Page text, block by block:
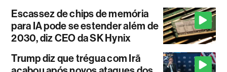
Escassez de chips de memória
para IA pode se estender além de
2030, diz CEO da SK Hynix
Trump diz que trégua com Irã